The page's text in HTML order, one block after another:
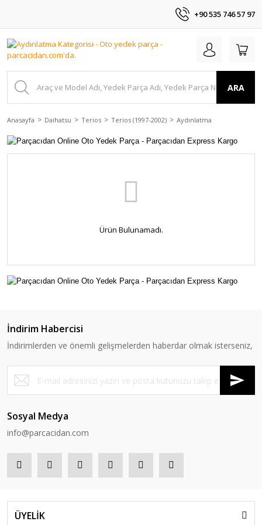
+90 535 746 57 97
ARA
Anasayfa Daihatsu Terios Terios (1997-2002) Aydınlatma
Ürün Bulunamadı.
İndirim Habercisi
İndirimlerden ve önemli gelişmelerden haberdar olmak isterseniz,
Sosyal Medya
info@parcacidan.com
ÜYELİK